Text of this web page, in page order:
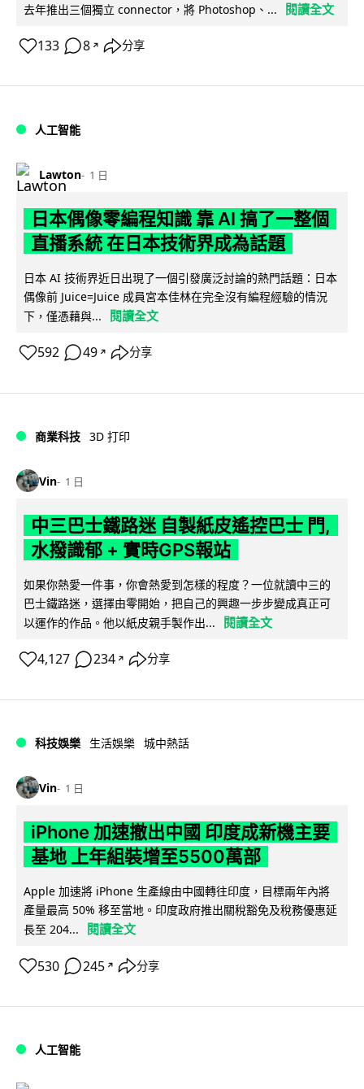
去年推出三個獨立 connector，將 Photoshop、...
閱讀全文
133 8 ↗ 分享
人工智能
Lawton 1 日
日本偶像零編程知識 靠 AI 搞了一整個
直播系統 在日本技術界成為話題
日本 AI 技術界近日出現了一個引發廣泛討論的熱門話題：日本
偶像前 Juice=Juice 成員宮本佳林在完全沒有編程經驗的情況
下，僅憑藉與...
閱讀全文
592 49 ↗ 分享
商業科技 3D 打印
Vin 1 日
中三巴士鐵路迷 自製紙皮遙控巴士 門,
水撥識郁 + 實時GPS報站
如果你熱愛一件事，你會熱愛到怎樣的程度？一位就讀中三的
巴士鐵路迷，選擇由零開始，把自己的興趣一步步變成真正可
以運作的作品。他以紙皮親手製作出...
閱讀全文
4,127 234 ↗ 分享
科技娛樂 生活娛樂 城中熱話
Vin 1 日
iPhone 加速撤出中國 印度成新機主要
基地 上年組裝增至5500萬部
Apple 加速將 iPhone 生產線由中國轉往印度，目標兩年內將
產量最高 50% 移至當地。印度政府推出關稅豁免及稅務優惠延
長至 204...
閱讀全文
530 245 ↗ 分享
人工智能